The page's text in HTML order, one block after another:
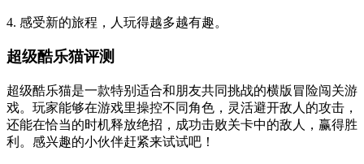
4. 感受新的旅程，人玩得越多越有趣。
超级酷乐猫评测
超级酷乐猫是一款特别适合和朋友共同挑战的横版冒险闯关游
戏。玩家能够在游戏里操控不同角色，灵活避开敌人的攻击，
还能在恰当的时机释放绝招，成功击败关卡中的敌人，赢得胜
利。感兴趣的小伙伴赶紧来试试吧！